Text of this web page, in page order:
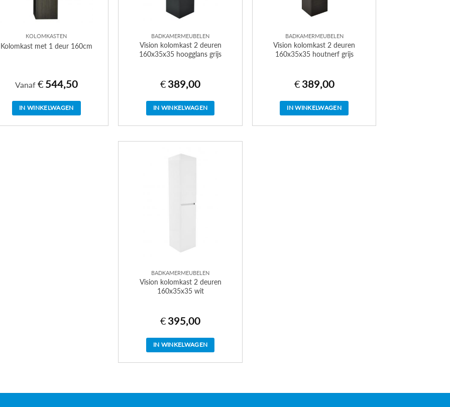
de
KOLOMKASTEN
Kolomkast met 1 deur 160cm
Vanaf € 544,50
IN WINKELWAGEN
BADKAMERMEUBELEN
Vision kolomkast 2 deuren
160x35x35 hoogglans grijs
€ 389,00
IN WINKELWAGEN
BADKAMERMEUBELEN
Vision kolomkast 2 deuren
160x35x35 houtnerf grijs
€ 389,00
IN WINKELWAGEN
BADKAMERMEUBELEN
Vision kolomkast 2 deuren
160x35x35 wit
€ 395,00
IN WINKELWAGEN